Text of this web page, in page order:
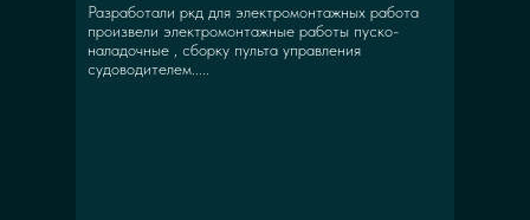
Разработали ркд для электромонтажных работа
произвели электромонтажные работы пуско-
наладочные , сборку пульта управления
судоводителем.....